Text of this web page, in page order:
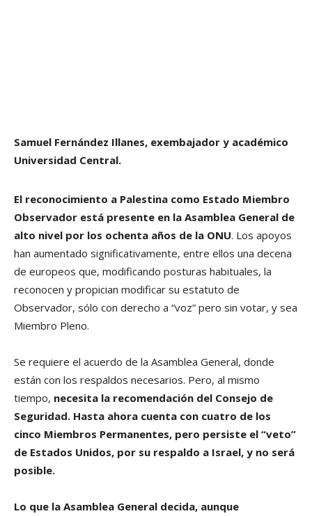
Samuel Fernández Illanes, exembajador y académico
Universidad Central.
El reconocimiento a Palestina como Estado Miembro
Observador está presente en la Asamblea General de
alto nivel por los ochenta años de la ONU. Los apoyos
han aumentado significativamente, entre ellos una decena
de europeos que, modificando posturas habituales, la
reconocen y propician modificar su estatuto de
Observador, sólo con derecho a “voz” pero sin votar, y sea
Miembro Pleno.
Se requiere el acuerdo de la Asamblea General, donde
están con los respaldos necesarios. Pero, al mismo
tiempo, necesita la recomendación del Consejo de
Seguridad. Hasta ahora cuenta con cuatro de los
cinco Miembros Permanentes, pero persiste el “veto”
de Estados Unidos, por su respaldo a Israel, y no será
posible.
Lo que la Asamblea General decida, aunque